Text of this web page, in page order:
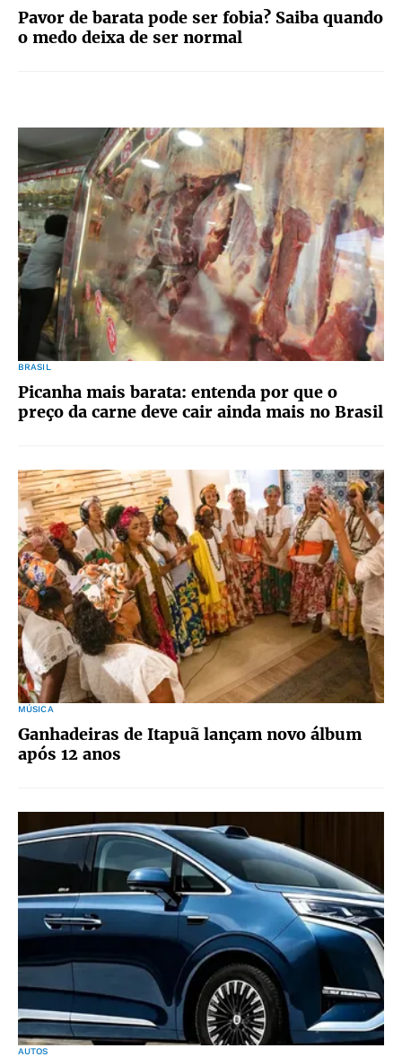
Pavor de barata pode ser fobia? Saiba quando
o medo deixa de ser normal
BRASIL
Picanha mais barata: entenda por que o
preço da carne deve cair ainda mais no Brasil
MÚSICA
Ganhadeiras de Itapuã lançam novo álbum
após 12 anos
AUTOS